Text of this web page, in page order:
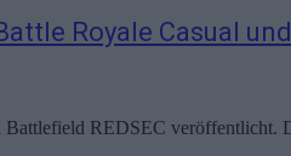
Royale Casual
REDSEC veröffentlicht.